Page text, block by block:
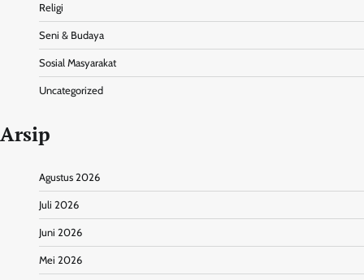
Religi
Seni & Budaya
Sosial Masyarakat
Uncategorized
Arsip
Agustus 2026
Juli 2026
Juni 2026
Mei 2026